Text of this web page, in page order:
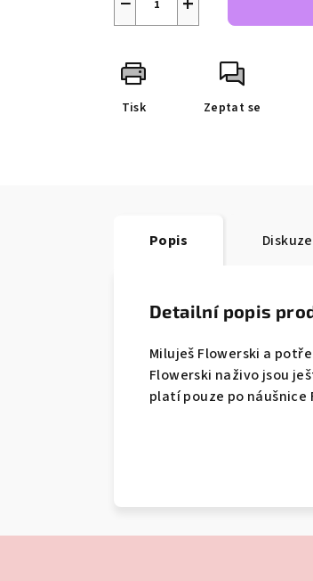
Tisk Zeptat se
Popis Diskuze
Detailní popis
Miluješ Flowerski a
Flowerski naživo jsou
platí pouze po náušnice